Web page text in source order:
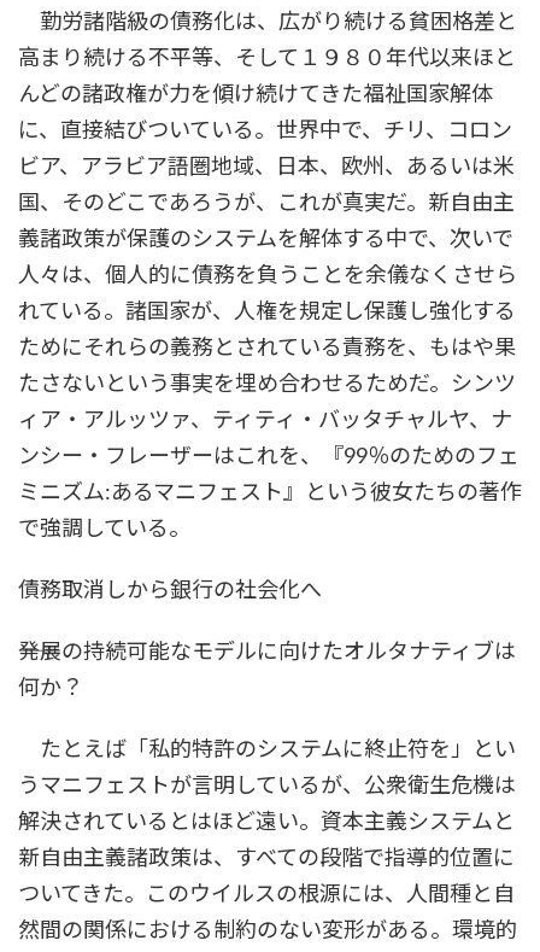
勤労諸階級の債務化は、広がり続ける貧困格差と
高まり続ける不平等、そして１９８０年代以来ほと
んどの諸政権が力を傾け続けてきた福祉国家解体
に、直接結びついている。世界中で、チリ、コロン
ビア、アラビア語圏地域、日本、欧州、あるいは米
国、そのどこであろうが、これが真実だ。新自由主
義諸政策が保護のシステムを解体する中で、次いで
人々は、個人的に債務を負うことを余儀なくさせら
れている。諸国家が、人権を規定し保護し強化する
ためにそれらの義務とされている責務を、もはや果
たさないという事実を埋め合わせるためだ。シンツ
ィア・アルッツァ、ティティ・バッタチャルヤ、ナ
ンシー・フレーザーはこれを、『99％のためのフェ
ミニズム:あるマニフェスト』という彼女たちの著作
で強調している。
債務取消しから銀行の社会化へ
――発展の持続可能なモデルに向けたオルタナティブは
何か？
たとえば「私的特許のシステムに終止符を」とい
うマニフェストが言明しているが、公衆衛生危機は
解決されているとはほど遠い。資本主義システムと
新自由主義諸政策は、すべての段階で指導的位置に
ついてきた。このウイルスの根源には、人間種と自
然間の関係における制約のない変形がある。環境的